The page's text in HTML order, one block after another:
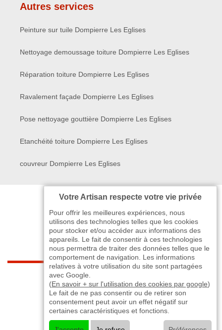
Autres services
Peinture sur tuile Dompierre Les Eglises
Nettoyage demoussage toiture Dompierre Les Eglises
Réparation toiture Dompierre Les Eglises
Ravalement façade Dompierre Les Eglises
Pose nettoyage gouttière Dompierre Les Eglises
Etanchéité toiture Dompierre Les Eglises
couvreur Dompierre Les Eglises
indisponible - indisponible>
©2024 - 2026 TOUT DROIT RÉSERVÉ
Votre Artisan respecte votre vie privée
Pour offrir les meilleures expériences, nous
utilisons des technologies telles que les cookies
pour stocker et/ou accéder aux informations des
appareils. Le fait de consentir à ces technologies
nous permettra de traiter des données telles que le
comportement de navigation. Les informations
relatives à votre utilisation du site sont partagées
avec Google.
(En savoir + sur l'utilisation des cookies par google)
Le fait de ne pas consentir ou de retirer son
consentement peut avoir un effet négatif sur
certaines caractéristiques et fonctions.